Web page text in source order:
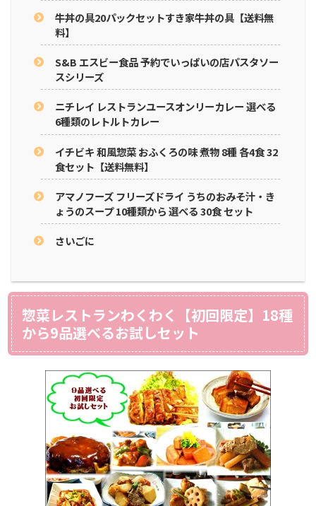
牛丼の具20パックセットすき家牛丼の具【送料無
料】
S&B エスビー食品 予約でいっぱいの店パスタソー
スシリーズ
ニチレイ レストランユースオンリーカレー 選べる
6種類のレトルトカレー
イチビキ 和風惣菜 おふくろの味 煮物 8種 各4食 32
食セット【送料無料】
アマノフーズ フリーズドライ うちのおみそ汁・き
ょうのスープ 10種類から 選べる 30食 セット
さいごに
惣菜レストランわくわく【初回限定】18種
から9品選べるお試しセット